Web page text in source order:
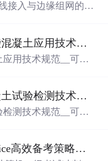
接入与边缘组网的基
。在资源受限的AR
典型——需直面驱动兼
upstart服务协
JTS-T159-2021-水运工程模袋混凝土应用技术规范-可搜索.pdf
应用技术规范__可搜
JTS-T236-2019-水运工程混凝土试验检测技术规范-可搜索.pdf
检测技术规范__可搜
【计算机等级考试】二级Office高效备考策略：分阶段复习计划与考场时间分配优化方案